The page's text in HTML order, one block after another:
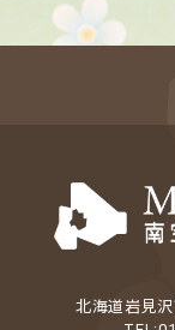
北海道岩見